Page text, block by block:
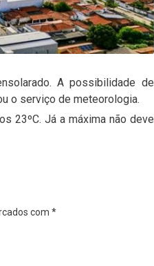
A possibilidade de
o serviço de meteorologia.
23ºC. Já a máxima não deve
com *